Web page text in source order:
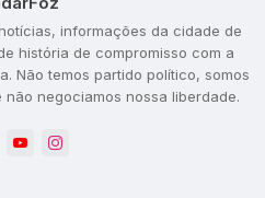
informações da cidade de
história de compromisso com a
Não temos partido político, somos
negociamos nossa liberdade.